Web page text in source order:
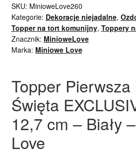
SKU: MinioweLove260
Kategorie: Dekoracje niejadalne,
Topper na tort komunijny, Toppery
Znacznik: MinioweLove
Marka: Miniowe Love
Topper Pierwsza
Święta
12,7 cm – Biały
Love